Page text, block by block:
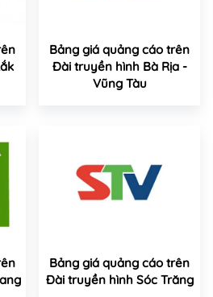
Bảng giá quảng cáo trên
Đài truyền hình Bà Rịa -
Vũng Tàu
Bảng giá quảng cáo trên
Đài truyền hình Sóc Trăng